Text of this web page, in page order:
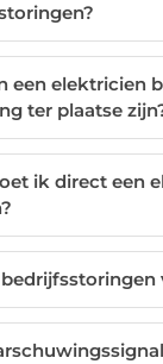
een elektricien
ter plaatse
ik direct een